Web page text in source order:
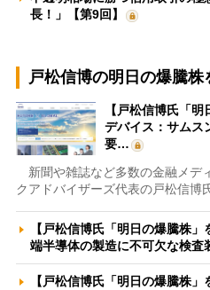
長！」【第9回】
戸松信博の明日の爆騰株
【戸松信博氏「
デバイス：サムス
要…
新聞や雑誌など多数の金融メデ
クアドバイザーズ代表の戸松信博
【戸松信博氏「明日の爆騰株
端半導体の製造に不可欠な検
【戸松信博氏「明日の爆騰株